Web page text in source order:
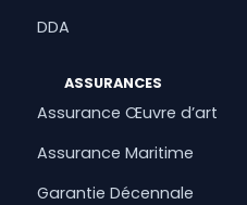
DDA
ASSURANCES
Assurance Œuvre d’art
Assurance Maritime
Garantie Décennale